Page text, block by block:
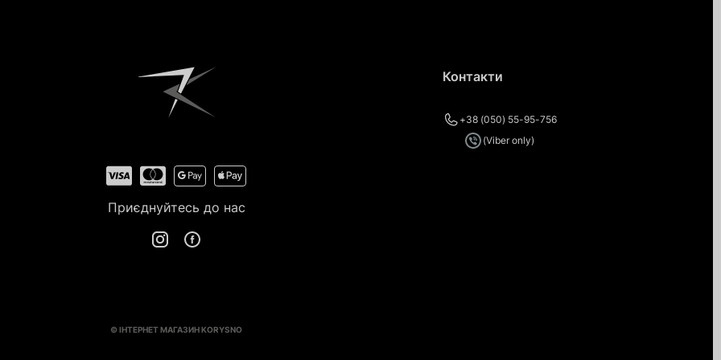
Приєднуйтесь до нас
Контакти
+38 (050) 55-95-756
(Viber only)
© ІНТЕРНЕТ МАГАЗИН KORYSNO